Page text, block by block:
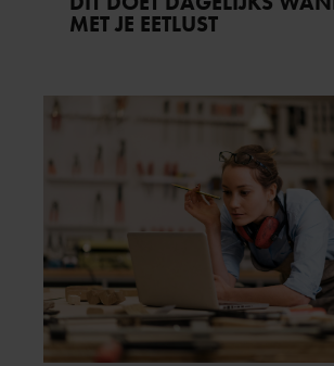
MET JE EETLUST